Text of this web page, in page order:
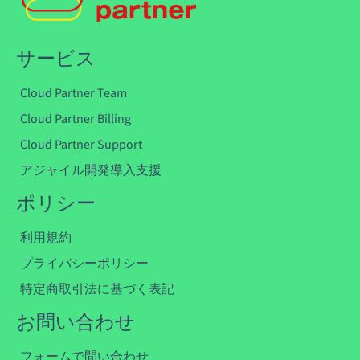
サービス
Cloud Partner Team
Cloud Partner Billing
Cloud Partner Support
アジャイル開発導入支援
ポリシー
利用規約
プライバシーポリシー
特定商取引法に基づく表記
お問い合わせ
フォームで問い合わせ